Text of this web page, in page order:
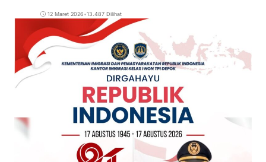
12 Maret 2026•13.487 Dilihat